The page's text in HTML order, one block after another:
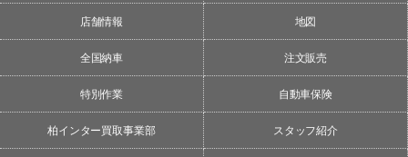
店舗情報 地図
全国納車 注文販売
特別作業 自動車保険
柏インター買取事業部 スタッフ紹介